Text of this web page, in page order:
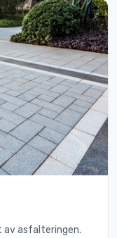
av asfalteringen.